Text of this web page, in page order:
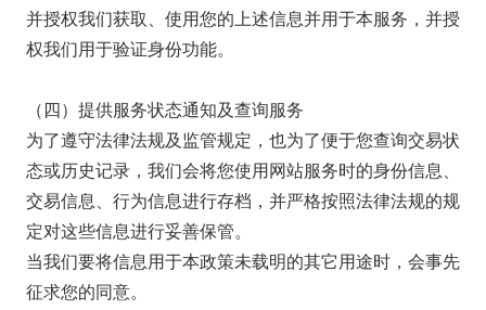
并授权我们获取、使用您的上述信息并用于本服务，并授
权我们用于验证身份功能。
（四）提供服务状态通知及查询服务
为了遵守法律法规及监管规定，也为了便于您查询交易状
态或历史记录，我们会将您使用网站服务时的身份信息、
交易信息、行为信息进行存档，并严格按照法律法规的规
定对这些信息进行妥善保管。
当我们要将信息用于本政策未载明的其它用途时，会事先
征求您的同意。